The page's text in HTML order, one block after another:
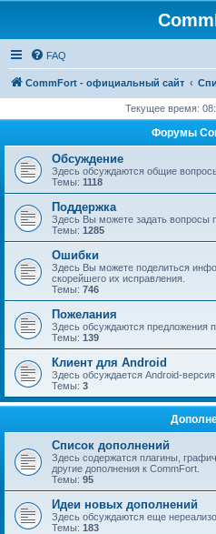
FAQ
CommFort - официальный сайт
Текущее время:
Форумы
Обсуждение
Здесь обсуждаются общие
Темы: 1118
Поддержка
Здесь Вы можете задать вопросы
Темы: 1285
Ошибки
Здесь Вы можете поделиться
скорейшего их исправления.
Темы: 746
Пожелания
Здесь обсуждаются предложения
Темы: 139
Клиент для Android
Здесь обсуждается Android-
Темы: 3
Список дополнений
Здесь содержатся плагины,
другие дополнения к CommFort.
Темы: 95
Идеи новых дополнений
Здесь обсуждаются еще
Темы: 183